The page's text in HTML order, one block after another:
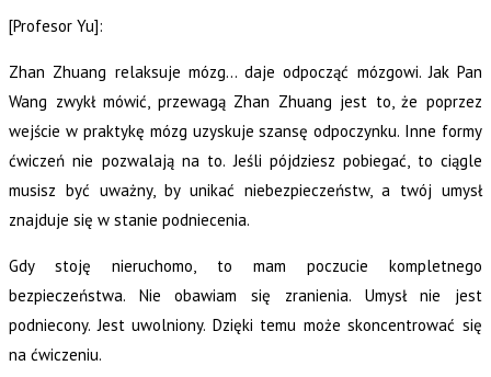
[Profesor Yu]:
Zhan Zhuang relaksuje mózg… daje odpocząć mózgowi. Jak Pan
Wang zwykł mówić, przewagą Zhan Zhuang jest to, że poprzez
wejście w praktykę mózg uzyskuje szansę odpoczynku. Inne formy
ćwiczeń nie pozwalają na to. Jeśli pójdziesz pobiegać, to ciągle
musisz być uważny, by unikać niebezpieczeństw, a twój umysł
znajduje się w stanie podniecenia.
Gdy stoję nieruchomo, to mam poczucie kompletnego
bezpieczeństwa. Nie obawiam się zranienia. Umysł nie jest
podniecony. Jest uwolniony. Dzięki temu może skoncentrować się
na ćwiczeniu.